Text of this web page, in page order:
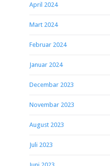
April 2024
Mart 2024
Februar 2024
Januar 2024
Decembar 2023
Novembar 2023
August 2023
Juli 2023